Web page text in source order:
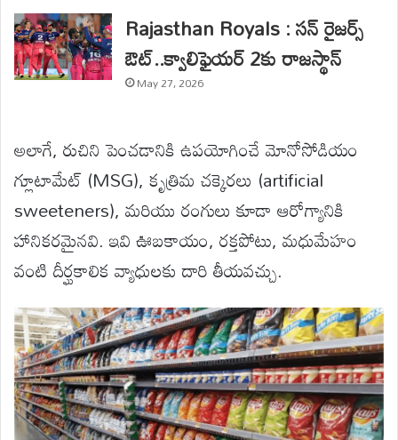
Rajasthan Royals : సన్ రైజర్స్
ఔట్..క్వాలిఫైయర్ 2కు రాజస్థాన్
May 27, 2026
అలాగే, రుచిని పెంచడానికి ఉపయోగించే మోనోసోడియం
గ్లూటామేట్ (MSG), కృత్రిమ చక్కెరలు (artificial
sweeteners), మరియు రంగులు కూడా ఆరోగ్యానికి
హానికరమైనవి. ఇవి ఊబకాయం, రక్తపోటు, మధుమేహం
వంటి దీర్ఘకాలిక వ్యాధులకు దారి తీయవచ్చు.